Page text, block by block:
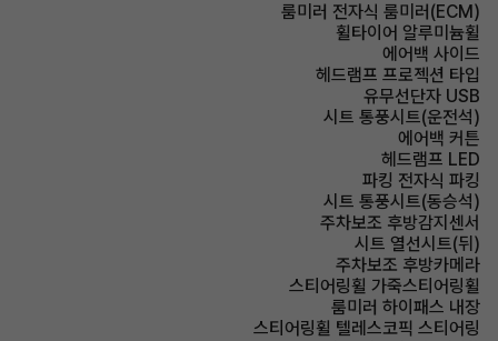
룸미러 전자식 룸미러(ECM)
휠타이어 알루미늄휠
에어백 사이드
헤드램프 프로젝션 타입
유무선단자 USB
시트 통풍시트(운전석)
에어백 커튼
헤드램프 LED
파킹 전자식 파킹
시트 통풍시트(동승석)
주차보조 후방감지센서
시트 열선시트(뒤)
주차보조 후방카메라
스티어링휠 가죽스티어링휠
룸미러 하이패스 내장
스티어링휠 텔레스코픽 스티어링